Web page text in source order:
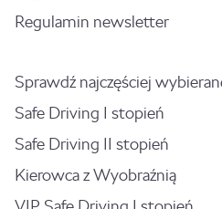
Regulamin newsletter
Sprawdź najczęściej
Safe Driving I stopień
Safe Driving II stopień
Kierowca z Wyobraźnią